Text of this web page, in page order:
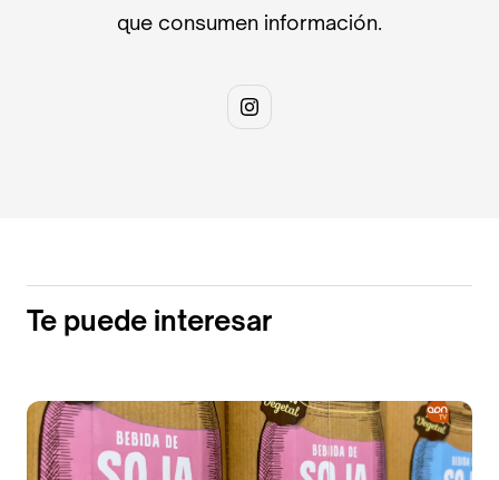
que consumen información.
Te puede interesar